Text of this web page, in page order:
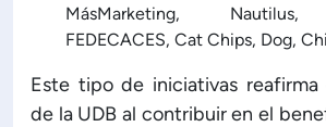
MásMarketing, Nautilus,
FEDECACES, Cat Chips, Dog,
Este tipo de iniciativas reafirma
de la UDB al contribuir en el